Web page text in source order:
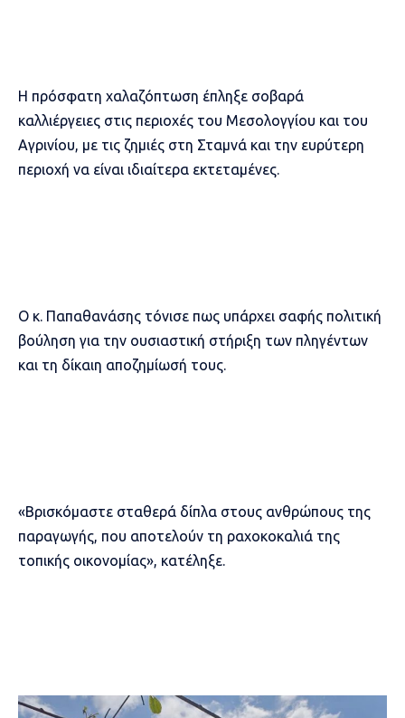
Η πρόσφατη χαλαζόπτωση έπληξε σοβαρά
καλλιέργειες στις περιοχές του Μεσολογγίου και του
Αγρινίου, με τις ζημιές στη Σταμνά και την ευρύτερη
περιοχή να είναι ιδιαίτερα εκτεταμένες.
Ο κ. Παπαθανάσης τόνισε πως υπάρχει σαφής πολιτική
βούληση για την ουσιαστική στήριξη των πληγέντων
και τη δίκαιη αποζημίωσή τους.
«Βρισκόμαστε σταθερά δίπλα στους ανθρώπους της
παραγωγής, που αποτελούν τη ραχοκοκαλιά της
τοπικής οικονομίας», κατέληξε.